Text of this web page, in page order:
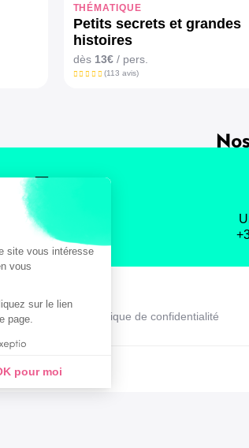
THÉMATIQUE
Petits secrets et grandes
histoires
dès 13€/ pers.
(113 avis)
paiement sécurisé
de vente Politique de confidentialité
Métropole